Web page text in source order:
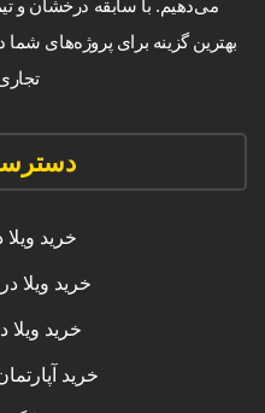
می‌دهیم. با سابقه درخشان و
بهترین گزینه برای پروژه‌های
خرید
خرید ویلا
خرید ویلا
خرید